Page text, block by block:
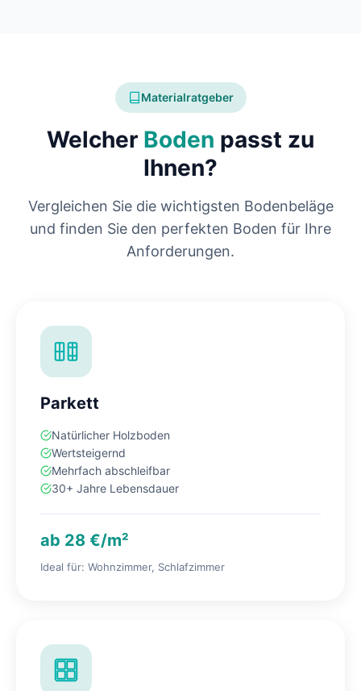
Materialratgeber
Welcher Boden passt zu
Ihnen?
Vergleichen Sie die wichtigsten Bodenbeläge
und finden Sie den perfekten Boden für Ihre
Anforderungen.
Parkett
Natürlicher Holzboden
Wertsteigernd
Mehrfach abschleifbar
30+ Jahre Lebensdauer
ab 28 €/m²
Ideal für: Wohnzimmer, Schlafzimmer